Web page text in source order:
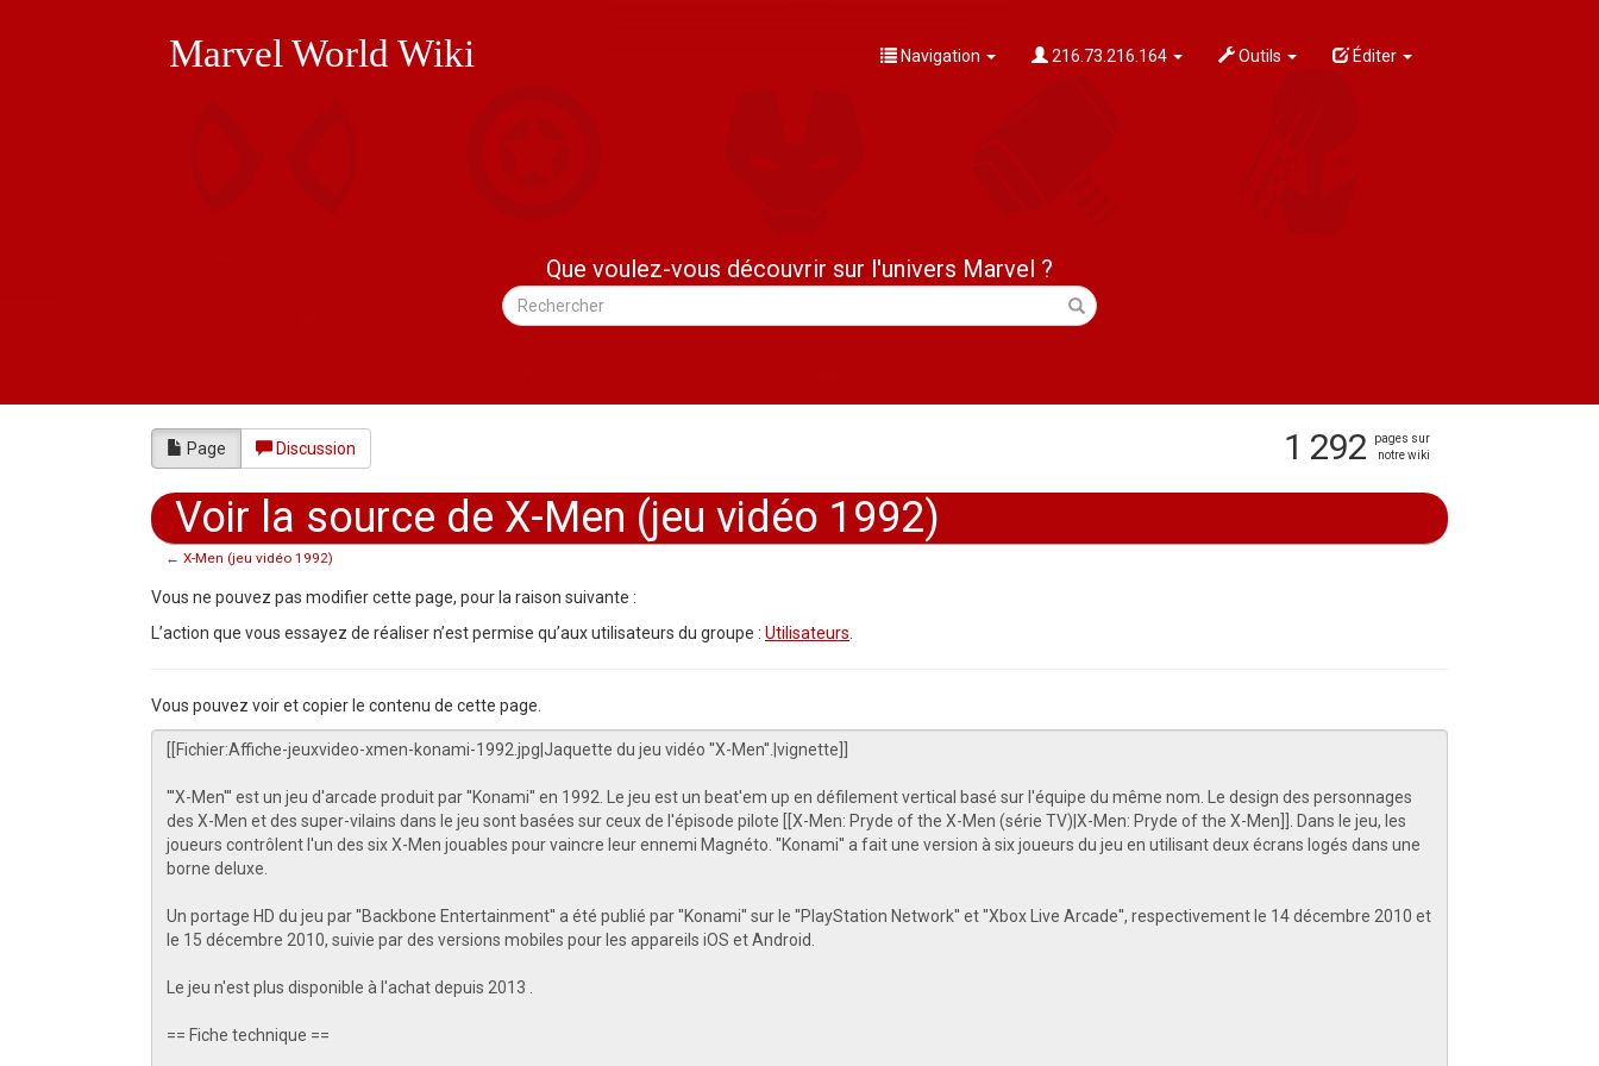
Marvel World Wiki Navigation 216.73.216.164 Outils Éditer
Que voulez-vous découvrir sur l'univers Marvel ?
Page Discussion 1 292
pages sur
notre wiki
Voir la source de X-Men (jeu vidéo 1992)
← X-Men (jeu vidéo 1992)
Vous ne pouvez pas modifier cette page, pour la raison suivante :
L’action que vous essayez de réaliser n’est permise qu’aux utilisateurs du groupe : Utilisateurs
Vous pouvez voir et copier le contenu de cette page.